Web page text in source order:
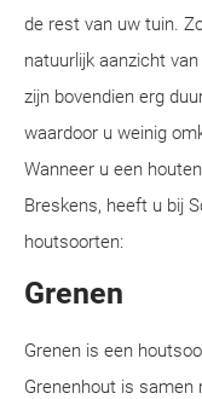
de rest van uw tuin.
natuurlijk aanzicht
zijn bovendien erg
waardoor u weinig
Wanneer u een
Breskens, heeft u bij
houtsoorten:
Grenen
Grenen is een
Grenenhout is